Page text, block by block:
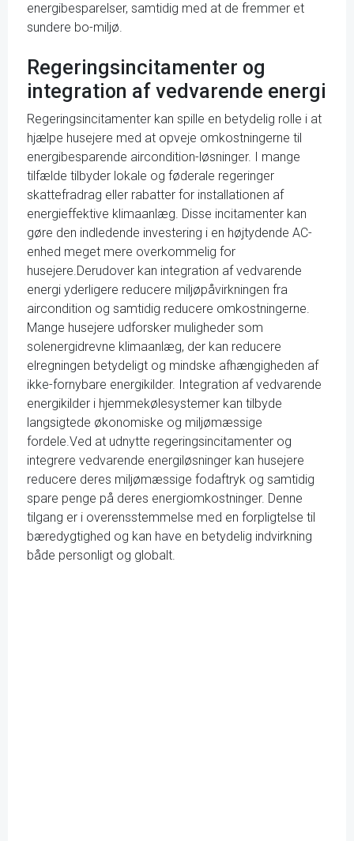
energibesparelser, samtidig med at de fremmer et
sundere bo-miljø.
Regeringsincitamenter og
integration af vedvarende energi
Regeringsincitamenter kan spille en betydelig rolle i at
hjælpe husejere med at opveje omkostningerne til
energibesparende aircondition-løsninger. I mange
tilfælde tilbyder lokale og føderale regeringer
skattefradrag eller rabatter for installationen af
energieffektive klimaanlæg. Disse incitamenter kan
gøre den indledende investering i en højtydende AC-
enhed meget mere overkommelig for
husejere.Derudover kan integration af vedvarende
energi yderligere reducere miljøpåvirkningen fra
aircondition og samtidig reducere omkostningerne.
Mange husejere udforsker muligheder som
solenergidrevne klimaanlæg, der kan reducere
elregningen betydeligt og mindske afhængigheden af
ikke-fornybare energikilder. Integration af vedvarende
energikilder i hjemmekølesystemer kan tilbyde
langsigtede økonomiske og miljømæssige
fordele.Ved at udnytte regeringsincitamenter og
integrere vedvarende energiløsninger kan husejere
reducere deres miljømæssige fodaftryk og samtidig
spare penge på deres energiomkostninger. Denne
tilgang er i overensstemmelse med en forpligtelse til
bæredygtighed og kan have en betydelig indvirkning
både personligt og globalt.